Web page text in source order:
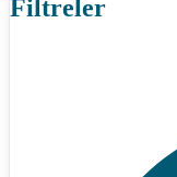
Filtreler